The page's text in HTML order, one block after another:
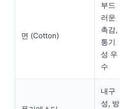
면 (Cotton)
부드
러운
촉감,
통기
성 우
수
내구
성, 방